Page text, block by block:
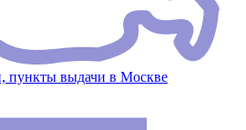
пункты выдачи в Москве